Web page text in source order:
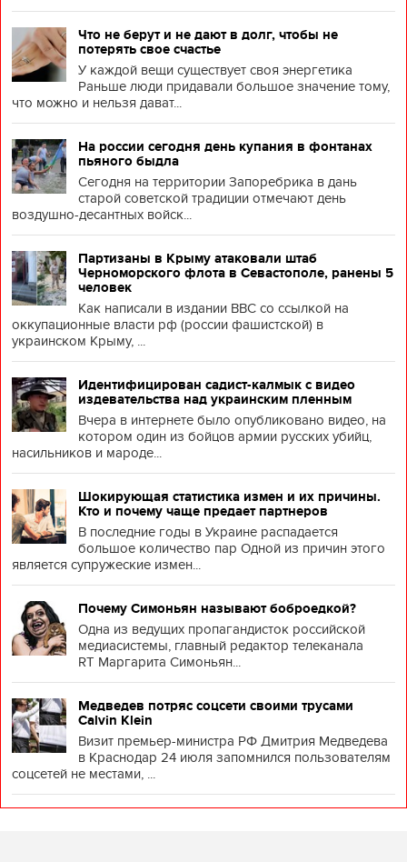
Что не берут и не дают в долг, чтобы не
потерять свое счастье
У каждой вещи существует своя энергетика
Раньше люди придавали большое значение тому,
что можно и нельзя дават...
На россии сегодня день купания в фонтанах
пьяного быдла
Сегодня на территории Запоребрика в дань
старой советской традиции отмечают день
воздушно-десантных войск...
Партизаны в Крыму атаковали штаб
Черноморского флота в Севастополе, ранены 5
человек
Как написали в издании BBC со ссылкой на
оккупационные власти рф (россии фашистской) в
украинском Крыму, ...
Идентифицирован садист-калмык с видео
издевательства над украинским пленным
Вчера в интернете было опубликовано видео, на
котором один из бойцов армии русских убийц,
насильников и мароде...
Шокирующая статистика измен и их причины.
Кто и почему чаще предает партнеров
В последние годы в Украине распадается
большое количество пар Одной из причин этого
является супружеские измен...
Почему Симоньян называют боброедкой?
Одна из ведущих пропагандисток российской
медиасистемы, главный редактор телеканала
RT Маргарита Симоньян...
Медведев потряс соцсети своими трусами
Calvin Klein
Визит премьер-министра РФ Дмитрия Медведева
в Краснодар 24 июля запомнился пользователям
соцсетей не местами, ...